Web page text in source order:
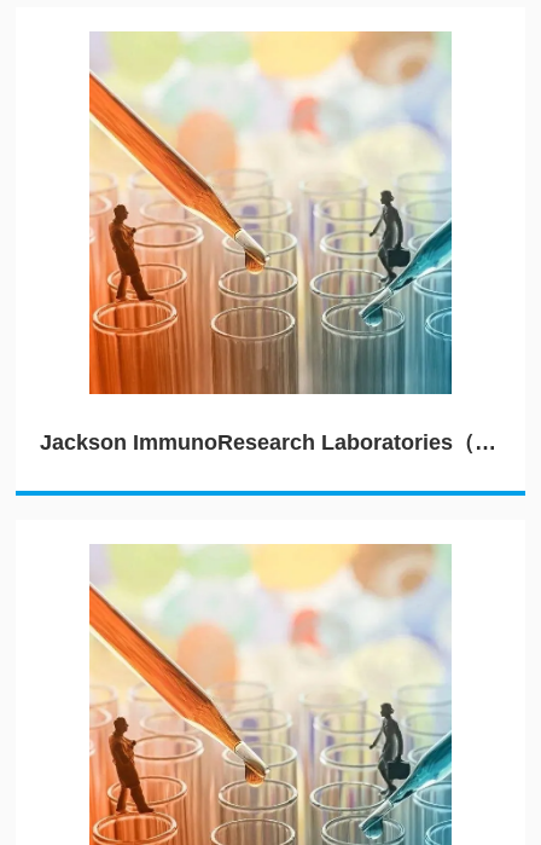
Jackson ImmunoResearch Laboratories（JIRL）